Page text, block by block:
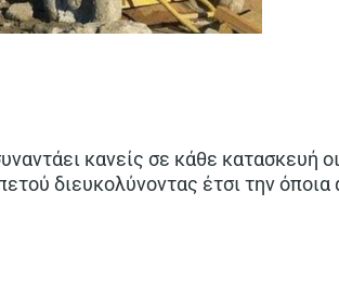
κανείς σε κάθε κατασκευή
διευκολύνοντας έτσι την